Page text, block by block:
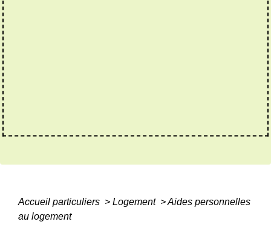
Accueil particuliers > Logement >Aides personnelles
au logement